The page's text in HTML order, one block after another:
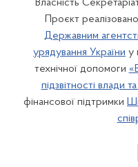
Власність
Проєкт реалізовано
Державним
урядування України у
технічної допомоги
підзвітності влади
фінансової підтримки